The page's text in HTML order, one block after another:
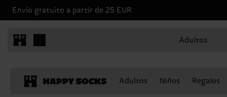
Envío gratuito a partir de 25 EUR
Adultos
Adultos Niños Regalos